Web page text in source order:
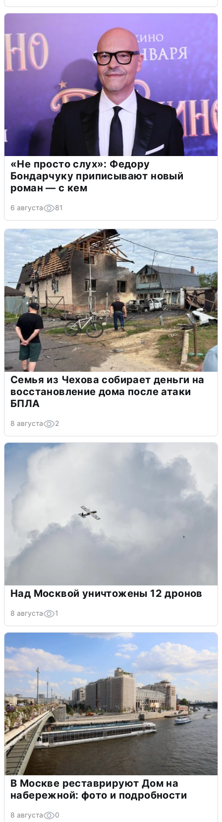
«Не просто слух»: Федору
Бондарчуку приписывают новый
роман — с кем
6 августа 81
Семья из Чехова собирает деньги на
восстановление дома после атаки
БПЛА
8 августа 2
Над Москвой уничтожены 12 дронов
8 августа 1
В Москве реставрируют Дом на
набережной: фото и подробности
8 августа 0